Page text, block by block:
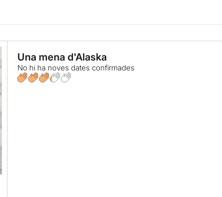
Una mena d'Alaska
No hi ha noves dates confirmades